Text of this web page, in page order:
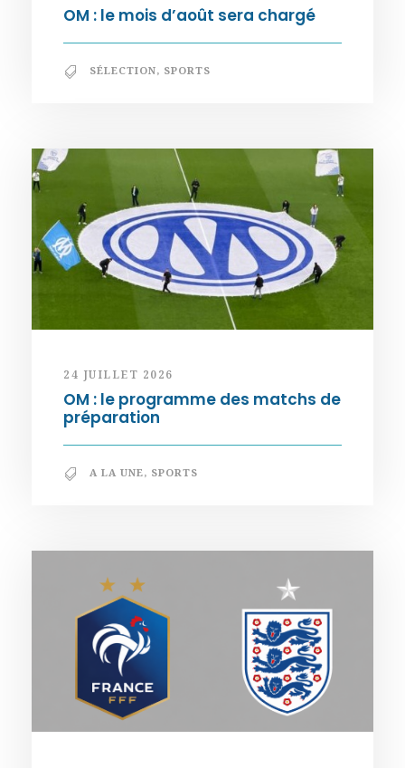
OM : le mois d’août sera chargé
SÉLECTION, SPORTS
24 JUILLET 2026
OM : le programme des matchs de
préparation
A LA UNE, SPORTS